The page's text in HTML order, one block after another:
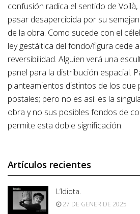
confusión radica el sentido de
pasar desapercibida por su
de la obra. Como sucede con el
ley gestáltica del fondo/figura cede
reversibilidad. Alguien verá una
panel para la distribución espacial.
planteamientos distintos de los que
postales; pero no es así: es la
obra y no sus posibles fondos de
permite esta doble significación.
Artículos recientes
L’Idiota.
27 DE GENER DE 2025